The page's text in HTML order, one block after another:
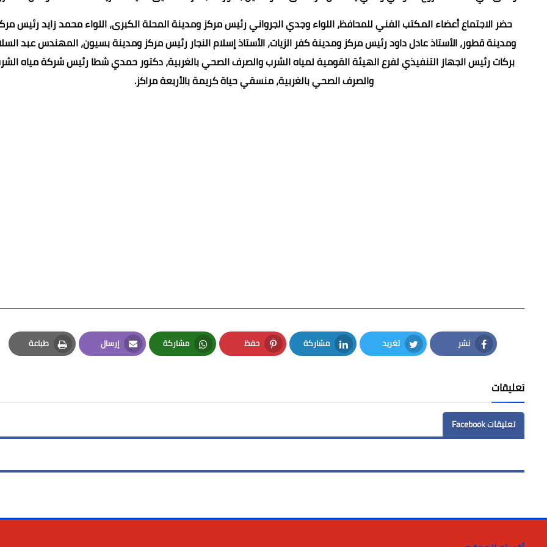
حضر الاجتماع أعضاء المكتب الفني للمحافظ، اللواء وجدي الجرواني رئيس مركز ومدينة المحلة الكبرى، اللواء محمد زايد رئيس
ومدينة قطور، الأستاذ عادل داود رئيس مركز ومدينة كفر الزيات، الأستاذ إسلام النجار رئيس مركز ومدينة بسيون، المهندس عبد
بركات رئيس الجهاز التنفيذي لفرع الهيئة القومية لمياه الشرب والصرف الصحي بالغربية، دكتور حمدي شطا رئيس شركة مياه
والصرف الصحي بالغربية، منسقي حياة كريمة بالأربعة مراكز.
نشر
Facebook
تغريد
Twitter
مشاركة
LinkedIn
حفظ
Pinterest
مشاركة
Whatsapp
إرسال
Email
طباعة
Print
تعليقات
تعليقات Facebook